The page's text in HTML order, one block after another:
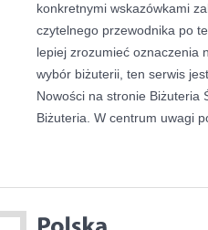
konkretnymi wskazówkami
czytelnego przewodnika po
lepiej zrozumieć oznaczenia
wybór biżuterii, ten serwis
Nowości na stronie Biżuteria
Biżuteria. W centrum uwagi